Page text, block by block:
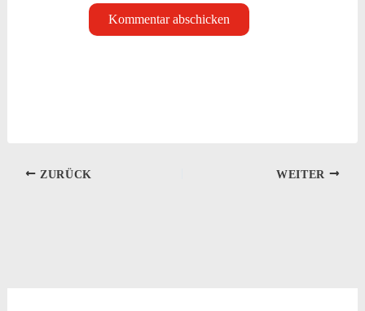
ZURÜCK WEITER